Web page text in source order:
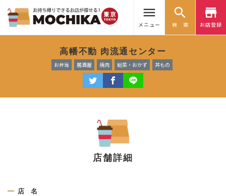
menu
メニュー
search
検 索
store
お店登録
高幡不動 肉流通センター
お弁当 居酒屋 焼肉 総菜・おかず 丼もの
店舗詳細
店 名